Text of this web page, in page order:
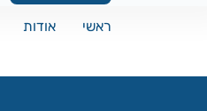
ראשי אודות